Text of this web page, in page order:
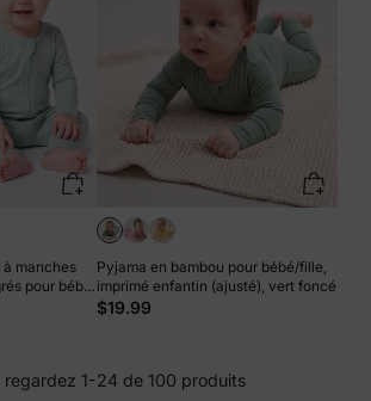
à manches
pour bébé
bleu foncé,
Pyjama en bambou pour bébé/fille,
imprimé enfantin (ajusté), vert foncé
$19.99
regardez 1-24 de 100 produits